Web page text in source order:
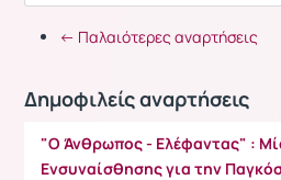
← Παλαιότερες αναρτήσεις
Δημοφιλείς αναρτήσεις
"Ο Άνθρωπος - Ελέφαντας" :
Ενσυναίσθησης για την